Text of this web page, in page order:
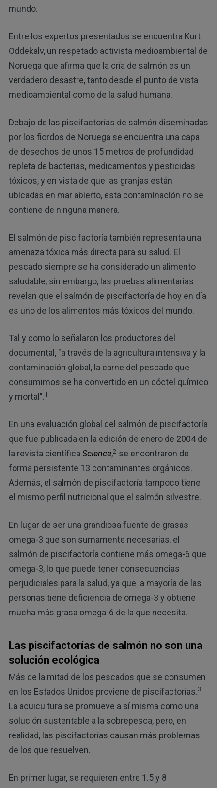
mundo.
Entre los expertos presentados se encuentra Kurt
Oddekalv, un respetado activista medioambiental de
Noruega que afirma que la cría de salmón es un
verdadero desastre, tanto desde el punto de vista
medioambiental como de la salud humana.
Debajo de las piscifactorías de salmón diseminadas
por los fiordos de Noruega se encuentra una capa
de desechos de unos 15 metros de profundidad
repleta de bacterias, medicamentos y pesticidas
tóxicos, y en vista de que las granjas están
ubicadas en mar abierto, esta contaminación no se
contiene de ninguna manera.
El salmón de piscifactoría también representa una
amenaza tóxica más directa para su salud. El
pescado siempre se ha considerado un alimento
saludable, sin embargo, las pruebas alimentarias
revelan que el salmón de piscifactoría de hoy en día
es uno de los alimentos más tóxicos del mundo.
Tal y como lo señalaron los productores del
documental, "a través de la agricultura intensiva y la
contaminación global, la carne del pescado que
consumimos se ha convertido en un cóctel químico
y mortal".1
En una evaluación global del salmón de piscifactoría
que fue publicada en la edición de enero de 2004 de
la revista científica Science,2 se encontraron de
forma persistente 13 contaminantes orgánicos.
Además, el salmón de piscifactoría tampoco tiene
el mismo perfil nutricional que el salmón silvestre.
En lugar de ser una grandiosa fuente de grasas
omega-3 que son sumamente necesarias, el
salmón de piscifactoría contiene más omega-6 que
omega-3, lo que puede tener consecuencias
perjudiciales para la salud, ya que la mayoría de las
personas tiene deficiencia de omega-3 y obtiene
mucha más grasa omega-6 de la que necesita.
Las piscifactorías de salmón no son una
solución ecológica
Más de la mitad de los pescados que se consumen
en los Estados Unidos proviene de piscifactorías.3
La acuicultura se promueve a sí misma como una
solución sustentable a la sobrepesca, pero, en
realidad, las piscifactorías causan más problemas
de los que resuelven.
En primer lugar, se requieren entre 1.5 y 8